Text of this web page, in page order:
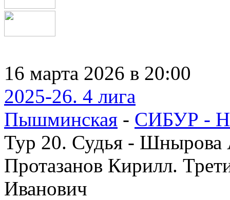
16 марта 2026 в 20:00
2025-26. 4 лига
Пышминская - СИБУР -
Тур 20. Судья - Шнырова
Протазанов Кирилл.
Иванович